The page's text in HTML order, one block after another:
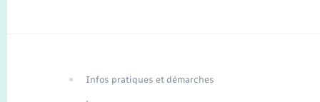
Traduction du
Infos pratiques et démarches